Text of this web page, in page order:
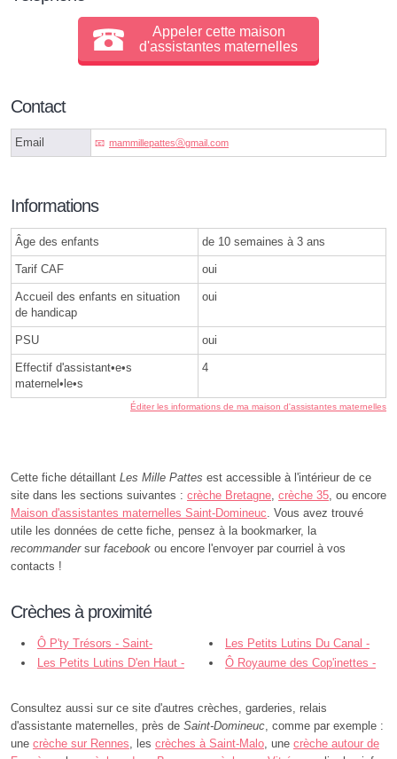
Appeler cette maison
d'assistantes maternelles
Contact
Email mammillepattesⓐgmail.com
Informations
Âge des enfants de 10 semaines à 3 ans
Tarif CAF oui
Accueil des enfants en situation
de handicap
oui
PSU oui
Effectif d'assistant•e•s
maternel•le•s
4
Éditer les informations de ma maison d'assistantes maternelles
Cette fiche détaillant Les Mille Pattes est accessible à l'intérieur de ce
site dans les sections suivantes : crèche Bretagne, crèche 35, ou encore
Maison d'assistantes maternelles Saint-Domineuc. Vous avez trouvé
utile les données de cette fiche, pensez à la bookmarker, la
recommandersur facebook ou encore l'envoyer par courriel à vos
contacts !
Crèches à proximité
Ô P'ty Trésors - Saint-
Domineuc
Les Petits Lutins Du Canal -
Sarl - Saint-Domineuc
Les Petits Lutins D'en Haut -
Ô Royaume des Cop'inettes -
Consultez aussi sur ce site d'autres crèches, garderies, relais
d'assistante maternelles, près de Saint-Domineuc, comme par exemple :
une crèche sur Rennes, les crèches à Saint-Malo, une crèche autour de